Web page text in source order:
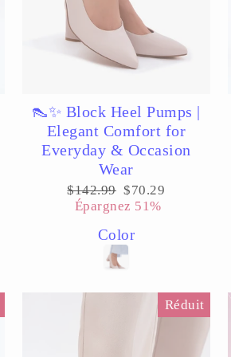
👠✨ Block Heel Pumps |
Elegant Comfort for
Everyday & Occasion
Wear
Prix
régulier
$142.99 Prix
réduit
$70.29
Épargnez 51%
Color
Réduit